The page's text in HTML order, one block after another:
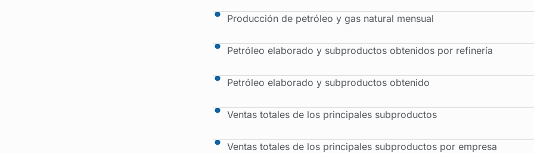
Producción de petróleo y gas natural mensual
Petróleo elaborado y subproductos obtenidos por refinería
Petróleo elaborado y subproductos obtenido
Ventas totales de los principales subproductos
Ventas totales de los principales subproductos por empresa